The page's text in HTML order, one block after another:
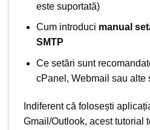
este suportată)
Cum introduci manual
SMTP
Ce setări sunt
cPanel, Webmail sau alte
Indiferent că folosești
Gmail/Outlook, acest tutorial